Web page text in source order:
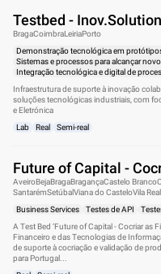
Testbed -
Lab Real Semi-real
BragaCoimbraLeiriaPorto
Demonstração tecnológica em
Sistemas e processos para alcançar
Integração tecnológica e digital de
Infraestrutura de suporte à inovação
soluções tecnológicas industriais, com
e Eletrónica
Future of Capital -
AveiroBejaBragaBragançaCastelo Branco
SantarémSetúbalViana do CasteloVila Real
Business Services
Testes de API
A Test Bed ‘Future of Capital - Cocriar as
Financeiro e das Tecnologias de
de suporte à cocriação e validação de
para Portugal...